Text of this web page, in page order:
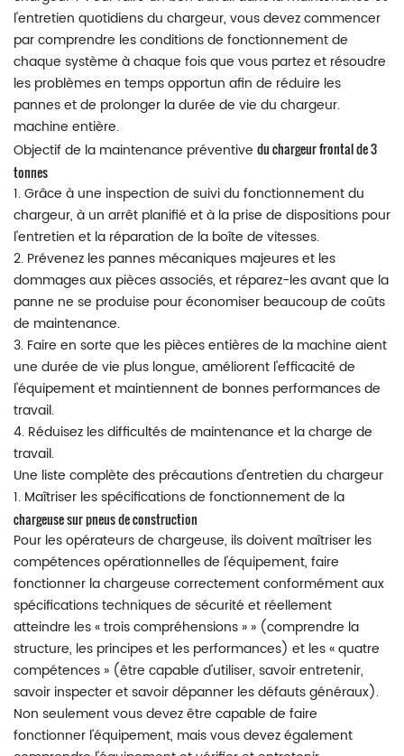
l'entretien quotidiens du chargeur, vous devez commencer
par comprendre les conditions de fonctionnement de
chaque système à chaque fois que vous partez et résoudre
les problèmes en temps opportun afin de réduire les
pannes et de prolonger la durée de vie du chargeur.
machine entière.
Objectif de la maintenance préventive du chargeur frontal de 3
tonnes
1. Grâce à une inspection de suivi du fonctionnement du
chargeur, à un arrêt planifié et à la prise de dispositions pour
l'entretien et la réparation de la boîte de vitesses.
2. Prévenez les pannes mécaniques majeures et les
dommages aux pièces associés, et réparez-les avant que la
panne ne se produise pour économiser beaucoup de coûts
de maintenance.
3. Faire en sorte que les pièces entières de la machine aient
une durée de vie plus longue, améliorent l'efficacité de
l'équipement et maintiennent de bonnes performances de
travail.
4. Réduisez les difficultés de maintenance et la charge de
travail.
Une liste complète des précautions d'entretien du chargeur
1. Maîtriser les spécifications de fonctionnement de la
chargeuse sur pneus de construction
Pour les opérateurs de chargeuse, ils doivent maîtriser les
compétences opérationnelles de l'équipement, faire
fonctionner la chargeuse correctement conformément aux
spécifications techniques de sécurité et réellement
atteindre les « trois compréhensions » » (comprendre la
structure, les principes et les performances) et les « quatre
compétences » (être capable d'utiliser, savoir entretenir,
savoir inspecter et savoir dépanner les défauts généraux).
Non seulement vous devez être capable de faire
fonctionner l'équipement, mais vous devez également